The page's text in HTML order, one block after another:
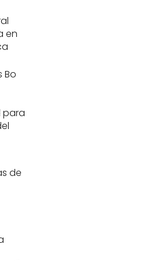
en
Bo
para
de